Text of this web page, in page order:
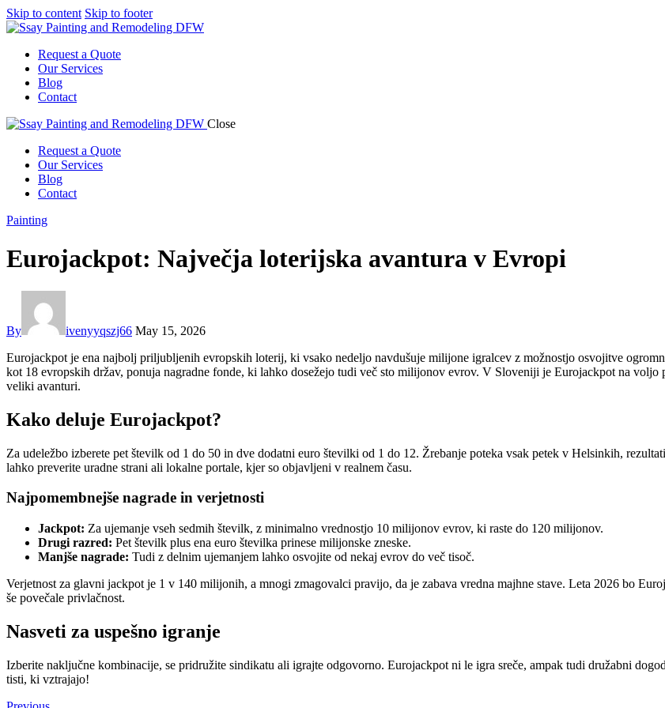
Skip to content Skip to footer
Request a Quote
Our Services
Blog
Contact
Close
Request a Quote
Our Services
Blog
Contact
Painting
Eurojackpot: Največja loterijska avantura v Evropi
By ivenyyqszj66 May 15, 2026
Eurojackpot je ena najbolj priljubljenih evropskih loterij, ki vsako nedeljo navdušuje milijone igralcev z možnostjo osvojitve
kot 18 evropskih držav, ponuja nagradne fonde, ki lahko dosežejo tudi več sto milijonov evrov. V Sloveniji je Eurojackpot na
veliki avanturi.
Kako deluje Eurojackpot?
Za udeležbo izberete pet številk od 1 do 50 in dve dodatni euro številki od 1 do 12. Žrebanje poteka vsak petek v Helsinkih,
lahko preverite uradne strani ali lokalne portale, kjer so objavljeni v realnem času.
Najpomembnejše nagrade in verjetnosti
Jackpot: Za ujemanje vseh sedmih številk, z minimalno vrednostjo 10 milijonov evrov, ki raste do 120 milijonov.
Drugi razred: Pet številk plus ena euro številka prinese milijonske zneske.
Manjše nagrade: Tudi z delnim ujemanjem lahko osvojite od nekaj evrov do več tisoč.
Verjetnost za glavni jackpot je 1 v 140 milijonih, a mnogi zmagovalci pravijo, da je zabava vredna majhne stave. Leta 2026 bo
še povečale privlačnost.
Nasveti za uspešno igranje
Izberite naključne kombinacije, se pridružite sindikatu ali igrajte odgovorno. Eurojackpot ni le igra sreče, ampak tudi družabni
tisti, ki vztrajajo!